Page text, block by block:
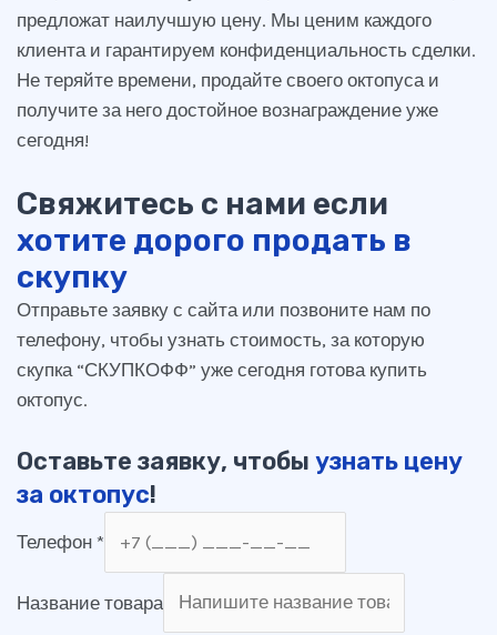
предложат наилучшую цену. Мы ценим каждого
клиента и гарантируем конфиденциальность сделки.
Не теряйте времени, продайте своего октопуса и
получите за него достойное вознаграждение уже
сегодня!
Свяжитесь с нами если
хотите дорого продать в
скупку
Отправьте заявку с сайта или позвоните нам по
телефону, чтобы узнать стоимость, за которую
скупка “СКУПКОФФ” уже сегодня готова купить
октопус.
Оставьте заявку, чтобы узнать цену
за октопус!
Телефон *
Название товара